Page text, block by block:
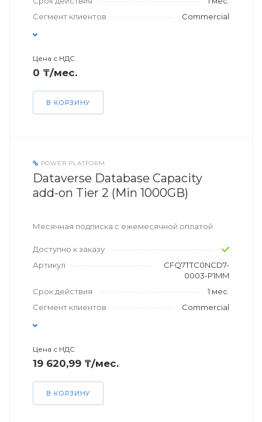
Сегмент клиентов
Commercial
Цена с НДС
0 ₸/мес.
В КОРЗИНУ
POWER PLATFORM
Dataverse Database Capacity
add-on Tier 2 (Min 1000GB)
Месячная подписка с ежемесячной оплатой
Доступно к заказу
Артикул
CFQ7TTC0NCD7-
0003-P1MM
Срок действия
1 мес.
Сегмент клиентов
Commercial
Цена с НДС
19 620,99 ₸/мес.
В КОРЗИНУ